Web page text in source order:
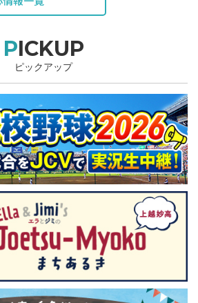
PICKUP
ピックアップ